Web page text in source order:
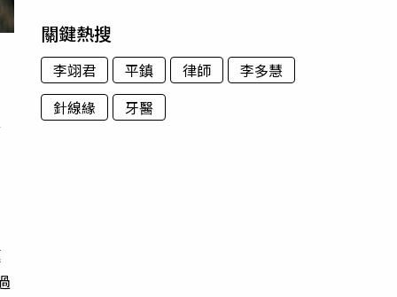
關鍵熱搜
李翊君 平鎮 律師
李多慧
針線緣
牙醫